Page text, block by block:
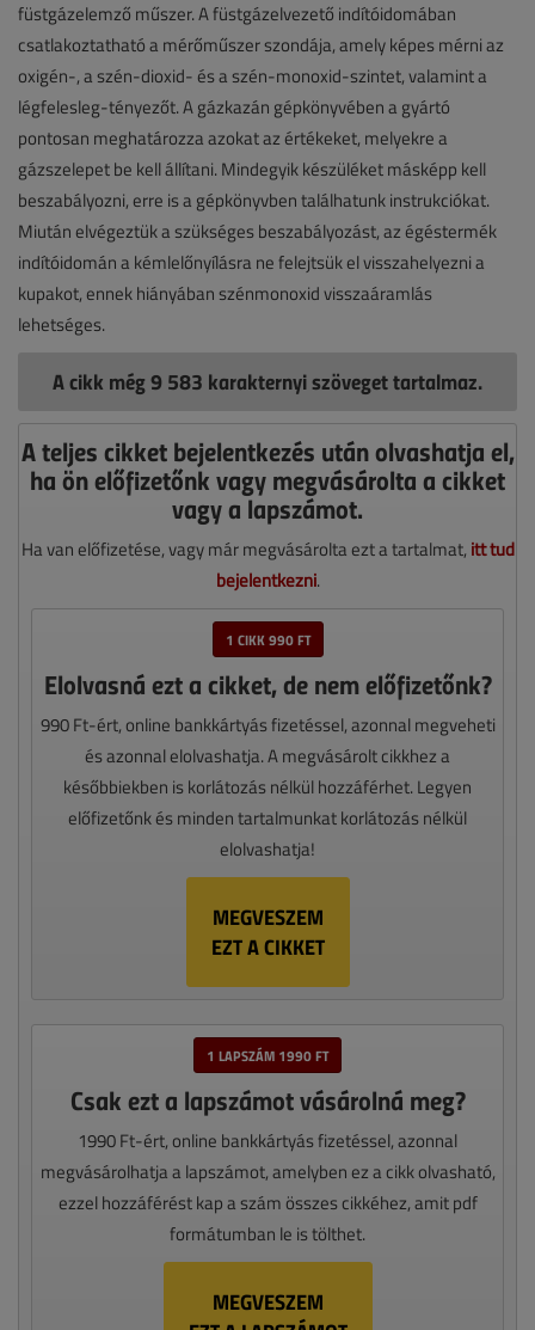
füstgázelemző műszer. A füstgázelvezető indítóidomában
csatlakoztatható a mérőműszer szondája, amely képes mérni az
oxigén-, a szén-dioxid- és a szén-monoxid-szintet, valamint a
légfelesleg-tényezőt. A gázkazán gépkönyvében a gyártó
pontosan meghatározza azokat az értékeket, melyekre a
gázszelepet be kell állítani. Mindegyik készüléket másképp kell
beszabályozni, erre is a gépkönyvben találhatunk instrukciókat.
Miután elvégeztük a szükséges beszabályozást, az égéstermék
indítóidomán a kémlelőnyílásra ne felejtsük el visszahelyezni a
kupakot, ennek hiányában szénmonoxid visszaáramlás
lehetséges.
A cikk még 9 583 karakternyi szöveget tartalmaz.
A teljes cikket bejelentkezés után olvashatja el,
ha ön előfizetőnk vagy megvásárolta a cikket
vagy a lapszámot.
Ha van előfizetése, vagy már megvásárolta ezt a tartalmat, itt tud
bejelentkezni.
1 CIKK 990 FT
Elolvasná ezt a cikket, de nem előfizetőnk?
990 Ft-ért, online bankkártyás fizetéssel, azonnal megveheti
és azonnal elolvashatja. A megvásárolt cikkhez a
későbbiekben is korlátozás nélkül hozzáférhet. Legyen
előfizetőnk és minden tartalmunkat korlátozás nélkül
elolvashatja!
MEGVESZEM
EZT A CIKKET
1 LAPSZÁM 1990 FT
Csak ezt a lapszámot vásárolná meg?
1990 Ft-ért, online bankkártyás fizetéssel, azonnal
megvásárolhatja a lapszámot, amelyben ez a cikk olvasható,
ezzel hozzáférést kap a szám összes cikkéhez, amit pdf
formátumban le is tölthet.
MEGVESZEM